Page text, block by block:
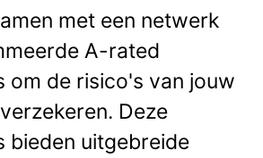
met een netwerk
A-rated
om de risico's van jouw
Deze
bieden uitgebreide